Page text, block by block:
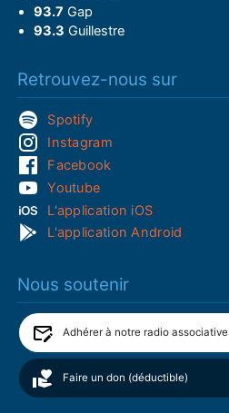
93.7 Gap
93.3 Guillestre
Retrouvez-nous sur
Spotify
Instagram
Facebook
Youtube
L'application iOS
L'application Android
Nous soutenir
Adhérer à notre radio associative
Faire un don (déductible)